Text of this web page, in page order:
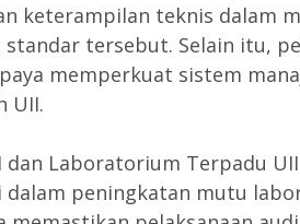
keterampilan teknis dalam
tersebut. Selain itu,
memperkuat sistem
UII.
dan Laboratorium Terpadu
peningkatan mutu